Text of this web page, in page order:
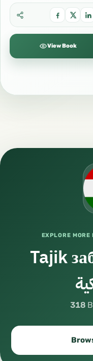
View Book
EXPLORE
Tajik
318